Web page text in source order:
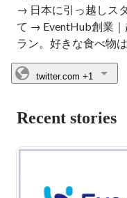
→ 日本に引っ越しス
て → EventHub創業
ラン。好きな食べ物
twitter.com +1
Recent stories